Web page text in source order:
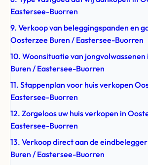
Eastersee-Buorren
9. Verkoop van beleggingspanden en
Oosterzee Buren / Eastersee-Buorren
10. Woonsituatie van
Buren / Eastersee-Buorren
11. Stappenplan voor huis verkopen
Eastersee-Buorren
12. Zorgeloos uw huis verkopen in
Eastersee-Buorren
13. Verkoop direct aan de
Buren / Eastersee-Buorren